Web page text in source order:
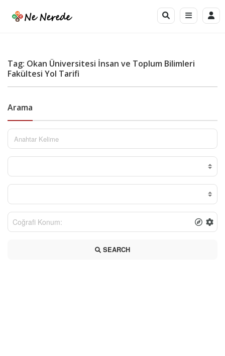
Tag: Okan Üniversitesi İnsan ve Toplum Bilimleri
Fakültesi Yol Tarifi
Arama
SEARCH